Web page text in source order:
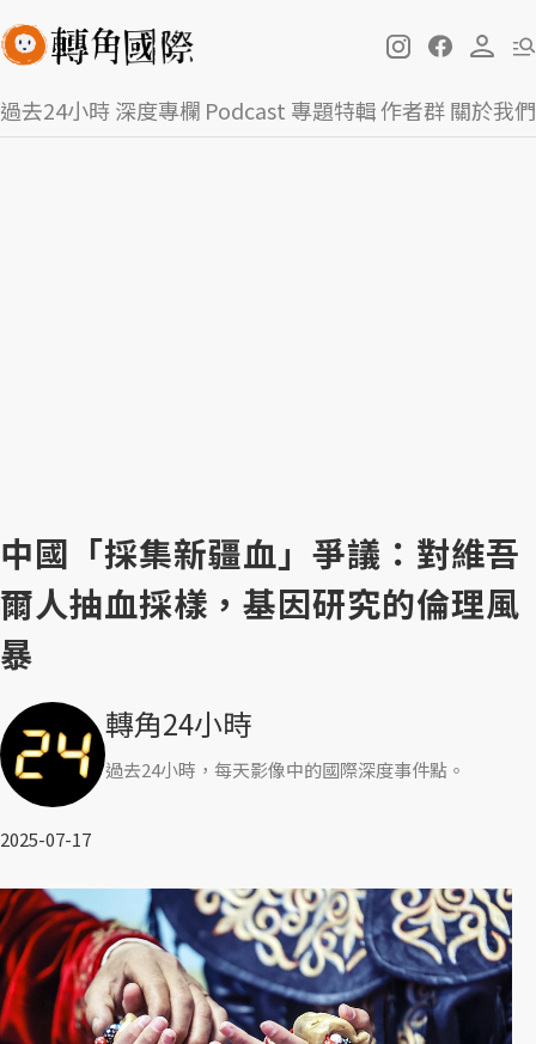
過去24小時深度專欄 Podcast 專題特輯作者群關於我們
中國「採集新疆血」爭議：對維吾
爾人抽血採樣，基因研究的倫理風
暴
轉角24小時
過去24小時，每天影像中的國際深度事件點。
2025-07-17